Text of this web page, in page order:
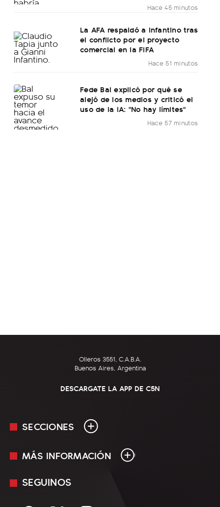
Hace 45 minutos
La AFA respaldó a Infantino tras
el conflicto por el proyecto
comercial en la FIFA
Hace 51 minutos
Fede Bal explicó por qué se
alejó de los medios y criticó el
uso de la IA: "No hay límites"
Hace 57 minutos
Olleros 3551, C.A.B.A.
Buenos Aires, Argentina
DESCARGATE LA APP DE C5N
SECCIONES
En Vivo
MÁS INFORMACIÓN
Mediakit
Términos y condiciones
SEGUINOS